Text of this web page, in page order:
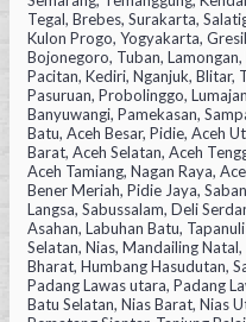
Tegal, Brebes, Surakarta,
Kulon Progo, Yogyakarta,
Bojonegoro, Tuban,
Pacitan, Kediri, Nganjuk, Blitar,
Pasuruan, Probolinggo,
Banyuwangi, Pamekasan,
Batu, Aceh Besar, Pidie, Aceh
Barat, Aceh Selatan, Aceh
Aceh Tamiang, Nagan Raya,
Bener Meriah, Pidie Jaya,
Langsa, Sabussalam, Deli
Asahan, Labuhan Batu,
Selatan, Nias, Mandailing
Bharat, Humbang Hasudutan,
Padang Lawas utara, Padang
Batu Selatan, Nias Barat, Nias